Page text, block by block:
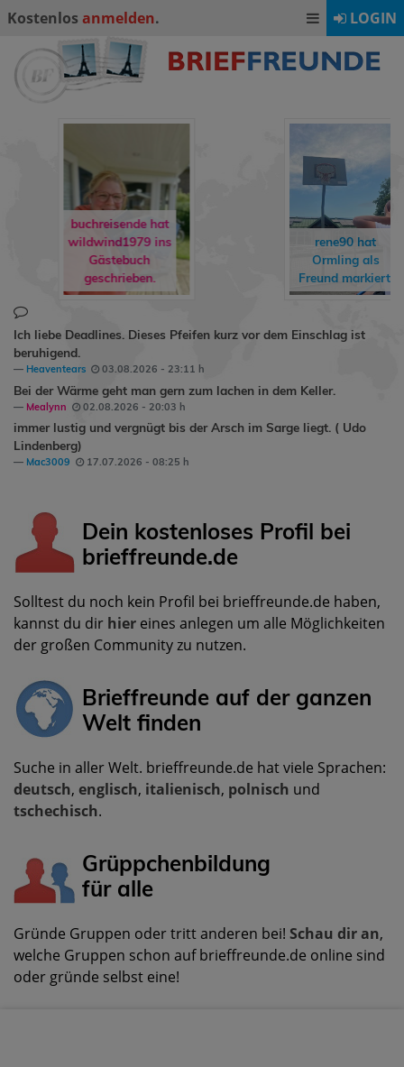
Kostenlos anmelden. LOGIN
buchreisende hat
wildwind1979ins
Gästebuch
geschrieben.
rene90 hat
Ormlingals
Freund markiert.
Ich liebe Deadlines. Dieses Pfeifen kurz vor dem Einschlag ist
beruhigend.
Heaventears 03.08.2026 - 23:11 h
Bei der Wärme geht man gern zum lachen in dem Keller.
Mealynn 02.08.2026 - 20:03 h
immer lustig und vergnügt bis der Arsch im Sarge liegt. ( Udo
Lindenberg)
Mac3009 17.07.2026 - 08:25 h
Dein kostenloses Profil bei
brieffreunde.de
Solltest du noch kein Profil bei brieffreunde.de haben,
kannst du dir hier eines anlegen um alle Möglichkeiten
der großen Community zu nutzen.
Brieffreunde auf der ganzen
Welt finden
Suche in aller Welt. brieffreunde.de hat viele Sprachen:
deutsch, englisch, italienisch, polnisch und
tschechisch.
Grüppchenbildung
für alle
Gründe Gruppen oder tritt anderen bei! Schau dir an,
welche Gruppen schon auf brieffreunde.de online sind
oder gründe selbst eine!